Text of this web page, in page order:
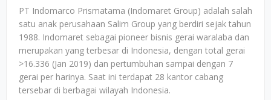
PT Indomarco Prismatama (Indomaret Group) adalah salah
satu anak perusahaan Salim Group yang berdiri sejak tahun
1988. Indomaret sebagai pioneer bisnis gerai waralaba dan
merupakan yang terbesar di Indonesia, dengan total gerai
>16.336 (Jan 2019) dan pertumbuhan sampai dengan 7
gerai per harinya. Saat ini terdapat 28 kantor cabang
tersebar di berbagai wilayah Indonesia.